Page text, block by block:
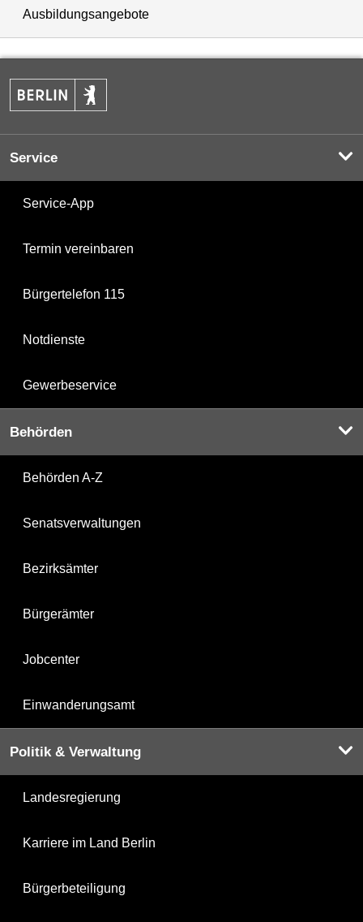
Ausbildungsangebote
Service
Service-App
Termin vereinbaren
Bürgertelefon 115
Notdienste
Gewerbeservice
Behörden
Behörden A-Z
Senatsverwaltungen
Bezirksämter
Bürgerämter
Jobcenter
Einwanderungsamt
Politik & Verwaltung
Landesregierung
Karriere im Land Berlin
Bürgerbeteiligung